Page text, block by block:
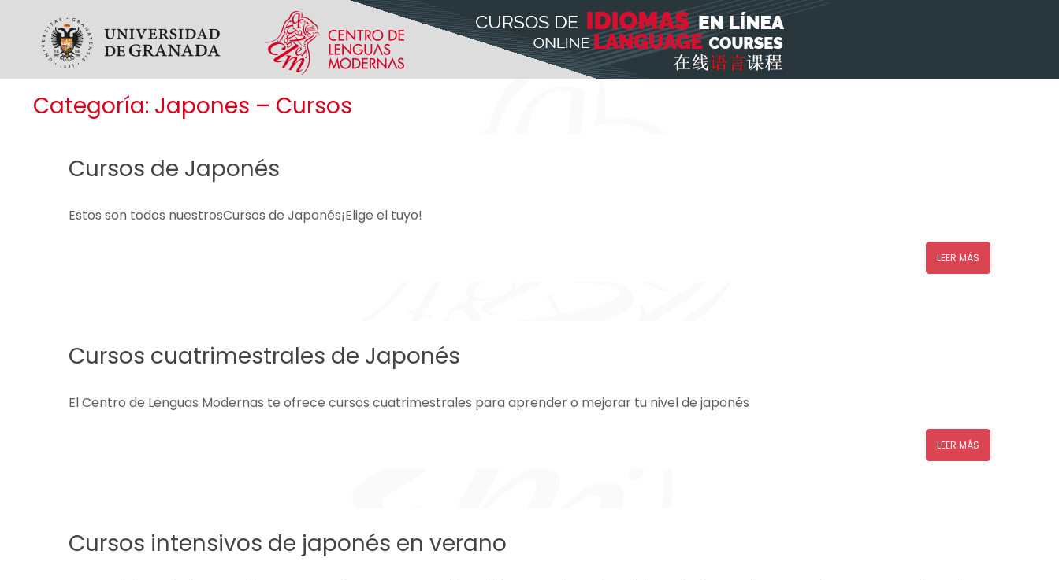
Categoría: Japones – Cursos
Cursos de Japonés
Estos son todos nuestrosCursos de Japonés¡Elige el tuyo!
LEER MÁS
Cursos cuatrimestrales de Japonés
El Centro de Lenguas Modernas te ofrece cursos cuatrimestrales para aprender o mejorar tu nivel de japonés
LEER MÁS
Cursos intensivos de japonés en verano